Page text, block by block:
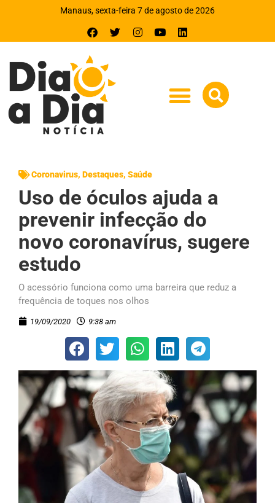
Manaus, sexta-feira 7 de agosto de 2026
Coronavirus, Destaques, Saúde
Uso de óculos ajuda a
prevenir infecção do
novo coronavírus, sugere
estudo
O acessório funciona como uma barreira que reduz a
frequência de toques nos olhos
19/09/2020 9:38 am